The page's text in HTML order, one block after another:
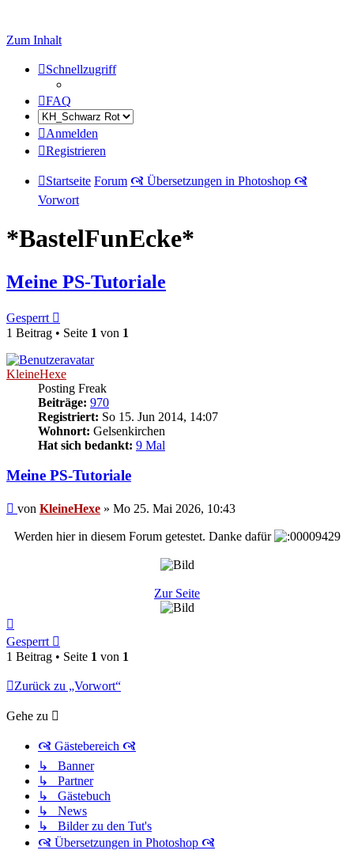
Zum Inhalt
Schnellzugriff
FAQ
Anmelden
Registrieren
Startseite Forum 🙧 Übersetzungen in Photoshop 🙧
Vorwort
*BastelFunEcke*
Meine PS-Tutoriale
Gesperrt
1 Beitrag • Seite 1 von 1
KleineHexe
Posting Freak
Beiträge: 970
Registriert: So 15. Jun 2014, 14:07
Wohnort: Gelsenkirchen
Hat sich bedankt: 9 Mal
Meine PS-Tutoriale
Beitrag
von KleineHexe » Mo 25. Mai 2026, 10:43
Werden hier in diesem Forum getestet. Danke dafür
Zur Seite
oben
Gesperrt
1 Beitrag • Seite 1 von 1
Zurück zu „Vorwort“
Gehe zu
🙧 Gästebereich 🙧
↳ Banner
↳ Partner
↳ Gästebuch
↳ News
↳ Bilder zu den Tut's
🙧 Übersetzungen in Photoshop 🙧